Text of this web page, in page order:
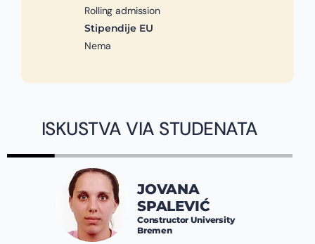
Rolling admission
Stipendije EU
Nema
ISKUSTVA VIA STUDENATA
JOVANA
SPALEVIĆ
Constructor University
Bremen